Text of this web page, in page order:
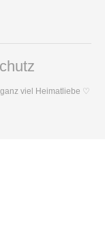
viel Heimatliebe ♡